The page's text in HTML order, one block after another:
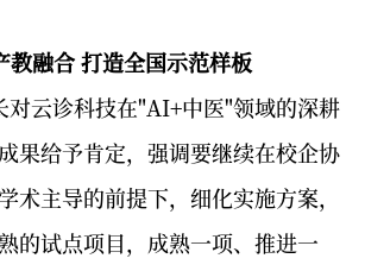
教融合 打造全国示范样板
对云诊科技在"AI+中医"领域的深耕
果给予肯定，强调要继续在校企协
术主导的前提下，细化实施方案，
的试点项目，成熟一项、推进一